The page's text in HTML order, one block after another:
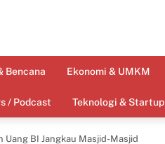
Bencana Ekonomi & UMKM
/ Podcast Teknologi & Startup
Uang BI Jangkau Masjid-Masjid